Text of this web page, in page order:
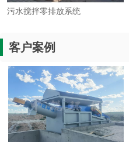
污水搅拌零排放系统
客户案例